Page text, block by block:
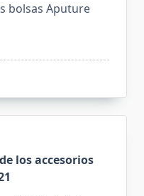
bolsas Aputure
los accesorios